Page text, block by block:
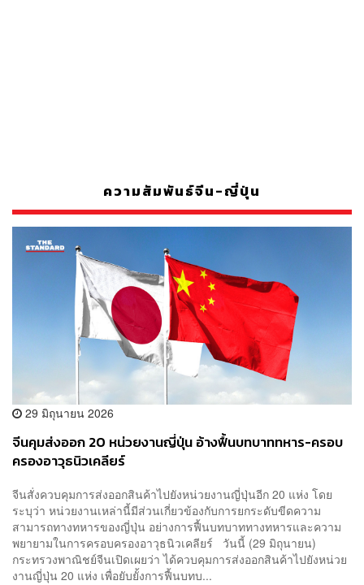
ความสัมพันธ์จีน-ญี่ปุ่น
29 มิถุนายน 2026
จีนคุมส่งออก 20 หน่วยงานญี่ปุ่น อ้างฟื้นบทบาททหาร-ครอบ
ครองอาวุธนิวเคลียร์
จีนสั่งควบคุมการส่งออกสินค้าไปยังหน่วยงานญี่ปุ่นอีก 20 แห่ง โดย
ระบุว่า หน่วยงานเหล่านี้มีส่วนเกี่ยวข้องกับการยกระดับขีดความ
สามารถทางทหารของญี่ปุ่น อย่างการฟื้นบทบาททางทหารและความ
พยายามในการครอบครองอาวุธนิวเคลียร์ วันนี้ (29 มิถุนายน)
กระทรวงพาณิชย์จีนเปิดเผยว่า ได้ควบคุมการส่งออกสินค้าไปยังหน่วย
งานญี่ปุ่น 20 แห่ง เพื่อยับยั้งการฟื้นบทบ...